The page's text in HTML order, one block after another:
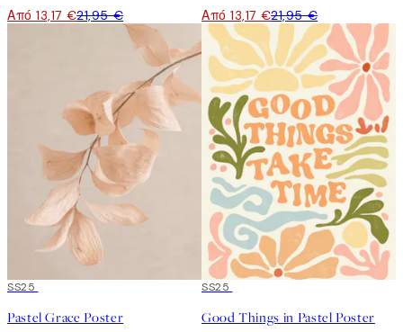
Από 13,17 €21,95 € Από 13,17 €21,95 €
50%*
SS25
Pastel Grace Poster
50%*
SS25
Good Things in Pastel Poster